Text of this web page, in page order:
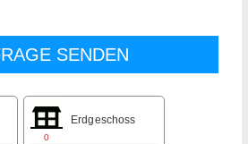
0
Erdgeschoss